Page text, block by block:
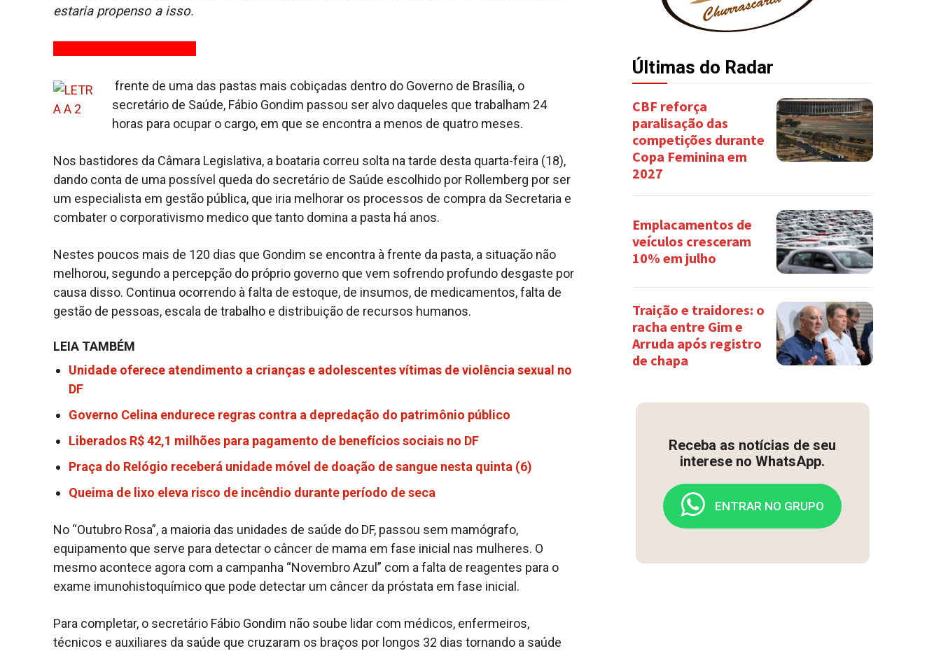
estaria propenso a isso.
frente de uma das pastas mais cobiçadas dentro do Governo de Brasília, o
secretário de Saúde, Fábio Gondim passou ser alvo daqueles que trabalham 24
horas para ocupar o cargo, em que se encontra a menos de quatro meses.
Nos bastidores da Câmara Legislativa, a boataria correu solta na tarde desta quarta-feira (18),
dando conta de uma possível queda do secretário de Saúde escolhido por Rollemberg por ser
um especialista em gestão pública, que iria melhorar os processos de compra da Secretaria e
combater o corporativismo medico que tanto domina a pasta há anos.
Nestes poucos mais de 120 dias que Gondim se encontra à frente da pasta, a situação não
melhorou, segundo a percepção do próprio governo que vem sofrendo profundo desgaste por
causa disso. Continua ocorrendo à falta de estoque, de insumos, de medicamentos, falta de
gestão de pessoas, escala de trabalho e distribuição de recursos humanos.
LEIA TAMBÉM
Unidade oferece atendimento a crianças e adolescentes vítimas de violência sexual no
DF
Governo Celina endurece regras contra a depredação do patrimônio público
Liberados R$ 42,1 milhões para pagamento de benefícios sociais no DF
Praça do Relógio receberá unidade móvel de doação de sangue nesta quinta (6)
Queima de lixo eleva risco de incêndio durante período de seca
No “Outubro Rosa”, a maioria das unidades de saúde do DF, passou sem mamógrafo,
equipamento que serve para detectar o câncer de mama em fase inicial nas mulheres. O
mesmo acontece agora com a campanha “Novembro Azul” com a falta de reagentes para o
exame imunohistoquímico que pode detectar um câncer da próstata em fase inicial.
Para completar, o secretário Fábio Gondim não soube lidar com médicos, enfermeiros,
técnicos e auxiliares da saúde que cruzaram os braços por longos 32 dias tornando a saúde
Últimas do Radar
CBF reforça
paralisação das
competições durante
Copa Feminina em
2027
Emplacamentos de
veículos cresceram
10% em julho
Traição e traidores: o
racha entre Gim e
Arruda após registro
de chapa
Receba as notícias de seu
interese no WhatsApp.
ENTRAR NO GRUPO